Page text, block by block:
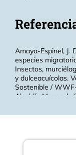
Amaya-Espinel, J.
especies
Insectos,
y dulceacuícolas.
Sostenible /
Alcaldía Mayor de
https://
Bogotá. (2019).